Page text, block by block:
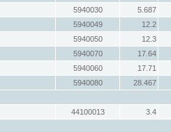
5940030
5.687
5940049
12.2
5940050
12.3
5940070
17.64
5940060
17.71
5940080
28.467
44100013
3.4